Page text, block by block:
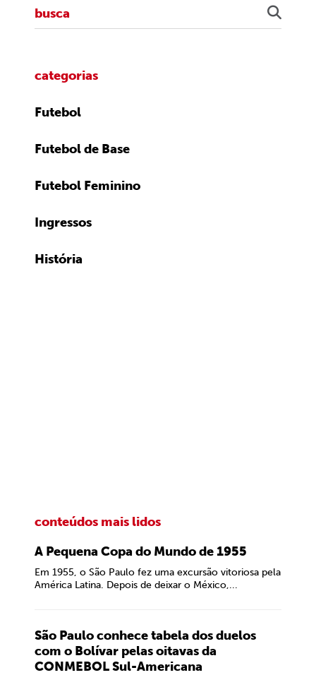
categorias
Futebol
Futebol de Base
Futebol Feminino
Ingressos
História
conteúdos mais lidos
A Pequena Copa do Mundo de 1955
Em 1955, o São Paulo fez uma excursão vitoriosa pela
América Latina. Depois de deixar o México,...
São Paulo conhece tabela dos duelos
com o Bolívar pelas oitavas da
CONMEBOL Sul-Americana